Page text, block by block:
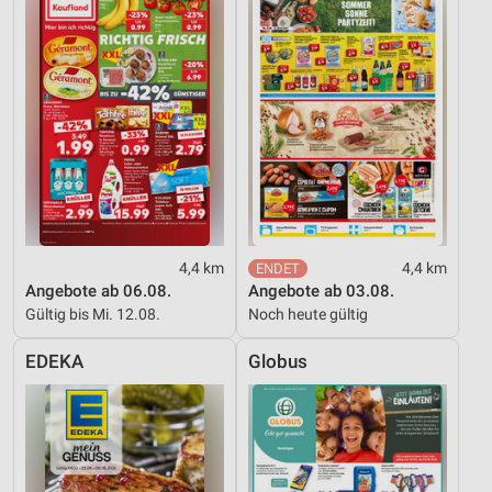
4,4 km
Angebote ab 06.08.
Gültig bis Mi. 12.08.
4,4 km
Angebote ab 03.08.
Noch heute gültig
EDEKA Globus
Verwendung genauer Standortdaten
Geräte anhand von aktiv angeforderten
Informationen identifizieren
Nicht-IAB-Verarbeitungszwecke:
Notwendig
Performance
Funktional